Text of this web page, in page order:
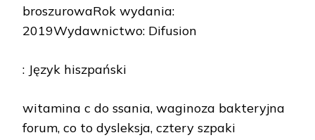
broszurowaRok wydania:
2019Wydawnictwo: Difusion
: Język hiszpański
witamina c do ssania, waginoza bakteryjna
forum, co to dysleksja, cztery szpaki